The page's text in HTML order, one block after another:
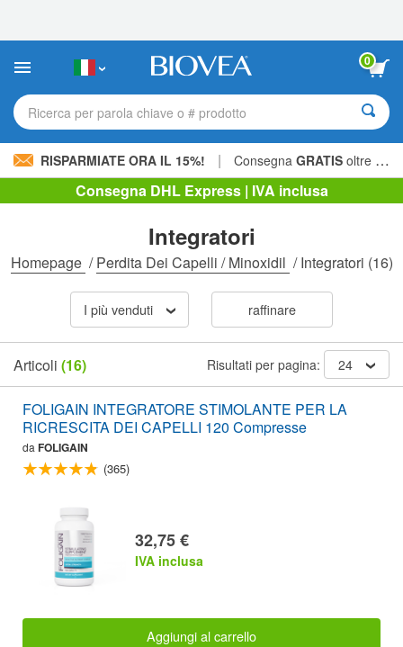
sito
include
sistema
0
Ricerca per parola chiave o # prodotto
RISPARMIATE ORA IL 15%! | Consegna GRATIS oltre 60,00 € »
Consegna DHL Express | IVA inclusa
Integratori
Homepage /Perdita Dei Capelli / Minoxidil /Integratori (16)
I più venduti raffinare
Articoli (16) Risultati per pagina: 24
FOLIGAIN INTEGRATORE STIMOLANTE PER LA
RICRESCITA DEI CAPELLI 120 Compresse
daFOLIGAIN
(365)
32,75 €
IVA inclusa
Aggiungi al carrello